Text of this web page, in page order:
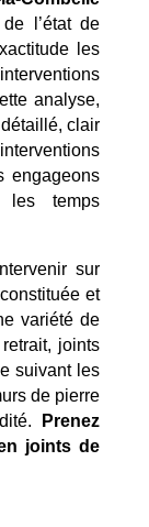
l’état de
les
analyse,
clair
engageons
temps
sur
et
variété de
joints
suivant les
de pierre
Prenez
joints de